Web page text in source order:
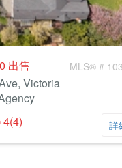
出售 MLS® #
Victoria
4(4) 詳